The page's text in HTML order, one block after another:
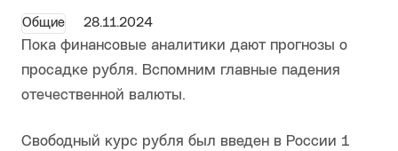
Общие 28.11.2024
Пока финансовые аналитики дают прогнозы о
просадке рубля. Вспомним главные падения
отечественной валюты.
Свободный курс рубля был введен в России 1